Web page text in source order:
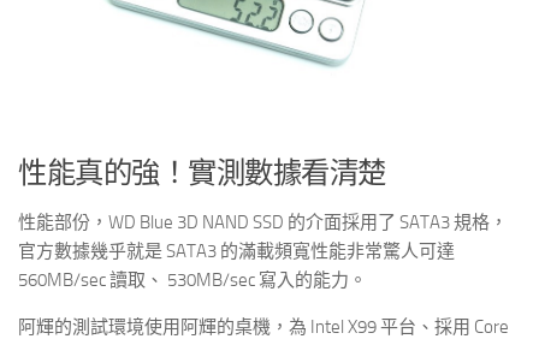
性能真的強！實測數據看清楚
性能部份，WD Blue 3D NAND SSD 的介面採用了 SATA3 規格，
官方數據幾乎就是 SATA3 的滿載頻寬性能非常驚人可達
560MB/sec 讀取、 530MB/sec 寫入的能力。
阿輝的測試環境使用阿輝的桌機，為 Intel X99 平台、採用 Core